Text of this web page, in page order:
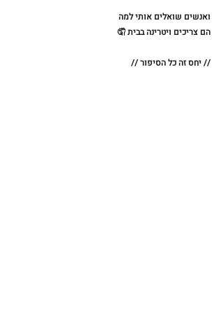
ואנשים שואלים אותי למה ⁠
הם צריכים ויטרינה בבית 🤦⁠
// יחס זה כל הסיפור //⁠